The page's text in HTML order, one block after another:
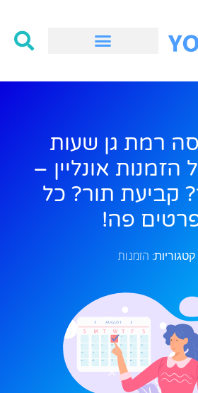
רמת גן שעות
אונליין –
קביעת תור? כל
פה!
קטגוריות: הזמנות